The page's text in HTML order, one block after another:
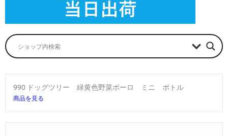
990 ドッグツリー 緑黄色野菜ボーロ ミニ ボトル
商品を見る